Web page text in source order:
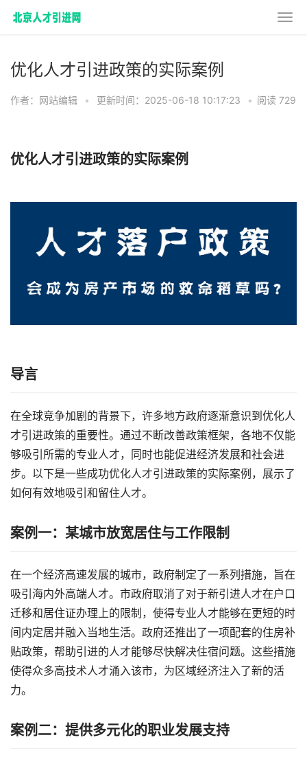
优化人才引进政策的实际案例
作者：网站编辑 • 更新时间：2025-06-18 10:17:23 • 阅读 729
优化人才引进政策的实际案例
导言
在全球竞争加剧的背景下，许多地方政府逐渐意识到优化人
才引进政策的重要性。通过不断改善政策框架，各地不仅能
够吸引所需的专业人才，同时也能促进经济发展和社会进
步。以下是一些成功优化人才引进政策的实际案例，展示了
如何有效地吸引和留住人才。
案例一：某城市放宽居住与工作限制
在一个经济高速发展的城市，政府制定了一系列措施，旨在
吸引海内外高端人才。市政府取消了对于新引进人才在户口
迁移和居住证办理上的限制，使得专业人才能够在更短的时
间内定居并融入当地生活。政府还推出了一项配套的住房补
贴政策，帮助引进的人才能够尽快解决住宿问题。这些措施
使得众多高技术人才涌入该市，为区域经济注入了新的活
力。
案例二：提供多元化的职业发展支持